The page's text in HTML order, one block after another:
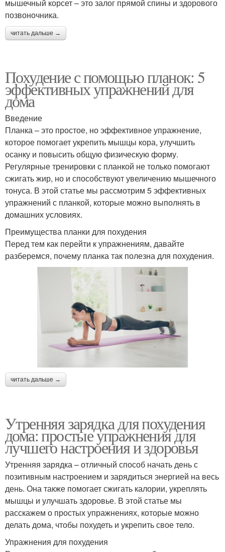
мышечный корсет – это залог прямой спины и здорового
позвоночника.
читать дальше →
Похудение с помощью планок: 5
эффективных упражнений для
дома
Введение
Планка – это простое, но эффективное упражнение,
которое помогает укрепить мышцы кора, улучшить
осанку и повысить общую физическую форму.
Регулярные тренировки с планкой не только помогают
сжигать жир, но и способствуют увеличению мышечного
тонуса. В этой статье мы рассмотрим 5 эффективных
упражнений с планкой, которые можно выполнять в
домашних условиях.
Преимущества планки для похудения
Перед тем как перейти к упражнениям, давайте
разберемся, почему планка так полезна для похудения.
читать дальше →
Утренняя зарядка для похудения
дома: простые упражнения для
лучшего настроения и здоровья
Утренняя зарядка – отличный способ начать день с
позитивным настроением и зарядиться энергией на весь
день. Она также помогает сжигать калории, укреплять
мышцы и улучшать здоровье. В этой статье мы
расскажем о простых упражнениях, которые можно
делать дома, чтобы похудеть и укрепить свое тело.
Упражнения для похудения